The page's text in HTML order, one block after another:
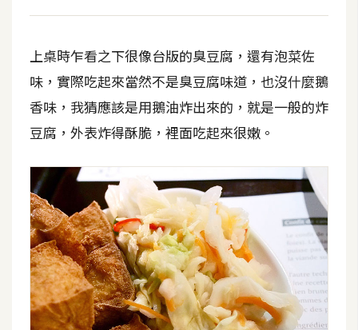
上桌時乍看之下很像台版的臭豆腐，還有泡菜佐
味，實際吃起來當然不是臭豆腐味道，也沒什麼鵝
香味，我猜應該是用鵝油炸出來的，就是一般的炸
豆腐，外表炸得酥脆，裡面吃起來很嫩。